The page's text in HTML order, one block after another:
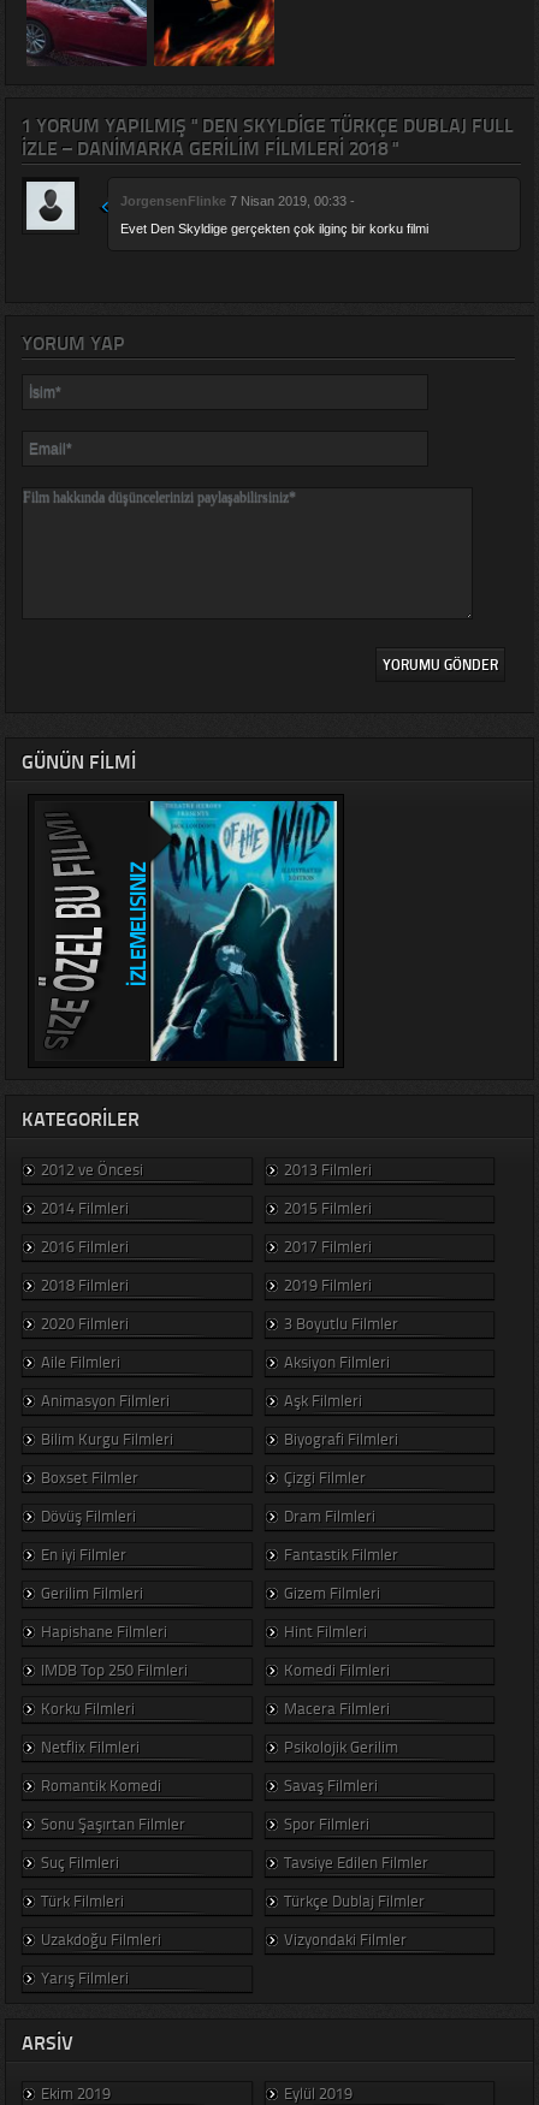
1 YORUM YAPILMIŞ " DEN SKYLDIGE TÜRKÇE DUBLAJ FULL
IZLE – DANIMARKA GERILIM FILMLERI 2018 "
JorgensenFlinke 7 Nisan 2019, 00:33 -
Evet Den Skyldige gerçekten çok ilginç bir korku filmi
YORUM YAP
GÜNÜN FILMI
KATEGORILER
2012 ve Öncesi
2013 Filmleri
2014 Filmleri
2015 Filmleri
2016 Filmleri
2017 Filmleri
2018 Filmleri
2019 Filmleri
2020 Filmleri
3 Boyutlu Filmler
Aile Filmleri
Aksiyon Filmleri
Animasyon Filmleri
Aşk Filmleri
Bilim Kurgu Filmleri
Biyografi Filmleri
Boxset Filmler
Çizgi Filmler
Dövüş Filmleri
Dram Filmleri
En iyi Filmler
Fantastik Filmler
Gerilim Filmleri
Gizem Filmleri
Hapishane Filmleri
Hint Filmleri
IMDB Top 250 Filmleri
Komedi Filmleri
Korku Filmleri
Macera Filmleri
Netflix Filmleri
Psikolojik Gerilim
Romantik Komedi
Savaş Filmleri
Sonu Şaşırtan Filmler
Spor Filmleri
Suç Filmleri
Tavsiye Edilen Filmler
Türk Filmleri
Türkçe Dublaj Filmler
Uzakdoğu Filmleri
Vizyondaki Filmler
Yarış Filmleri
ARSIV
Ekim 2019
Eylül 2019